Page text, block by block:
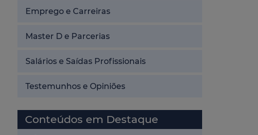
Emprego e Carreiras
Master D e Parcerias
Salários e Saídas Profissionais
Testemunhos e Opiniões
Conteúdos em Destaque